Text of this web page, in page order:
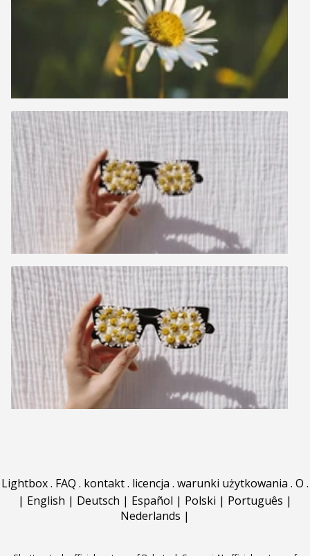
Lightbox. FAQ . kontakt. licencja . warunki użytkowania . O .
| English | Deutsch | Español | Polski | Português |
Nederlands |